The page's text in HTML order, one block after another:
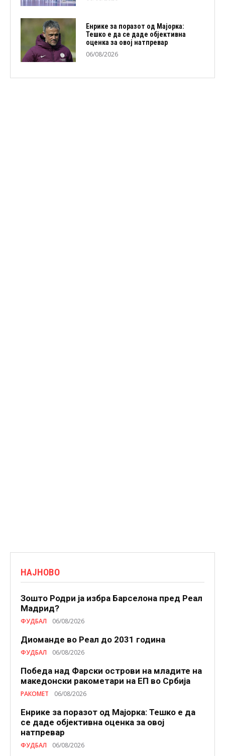
Енрике за поразот од Мајорка:
Тешко е да се даде објективна
оценка за овој натпревар
06/08/2026
НАЈНОВО
Зошто Родри ја избра Барселона пред Реал
Мадрид?
ФУДБАЛ 06/08/2026
Диоманде во Реал до 2031 година
ФУДБАЛ 06/08/2026
Победа над Фарски острови на младите на
македонски ракометари на ЕП во Србија
РАКОМЕТ 06/08/2026
Енрике за поразот од Мајорка: Тешко е да
се даде објективна оценка за овој
натпревар
ФУДБАЛ 06/08/2026